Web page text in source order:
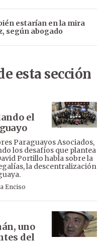
estarían en la mira
según abogado
esta sección
el
Paraguayos Asociados,
los desafíos que plantea
Portillo habla sobre la
la descentralización
Enciso
uno
del